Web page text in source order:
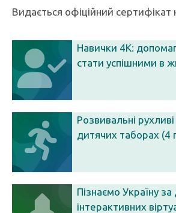
Видається офіційний сертифікат
Навички 4К:
стати успішними в
Розвивальні рухливі
дитячих таборах (4
Пізнаємо Україну
інтерактивних